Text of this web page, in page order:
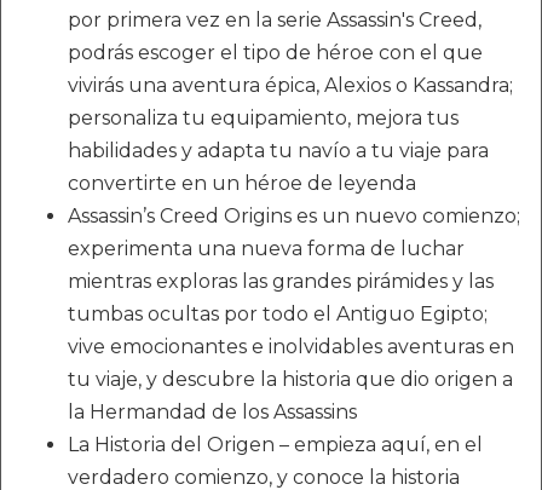
por primera vez en la serie Assassin's Creed,
podrás escoger el tipo de héroe con el que
vivirás una aventura épica, Alexios o Kassandra;
personaliza tu equipamiento, mejora tus
habilidades y adapta tu navío a tu viaje para
convertirte en un héroe de leyenda
Assassin’s Creed Origins es un nuevo comienzo;
experimenta una nueva forma de luchar
mientras exploras las grandes pirámides y las
tumbas ocultas por todo el Antiguo Egipto;
vive emocionantes e inolvidables aventuras en
tu viaje, y descubre la historia que dio origen a
la Hermandad de los Assassins
La Historia del Origen – empieza aquí, en el
verdadero comienzo, y conoce la historia